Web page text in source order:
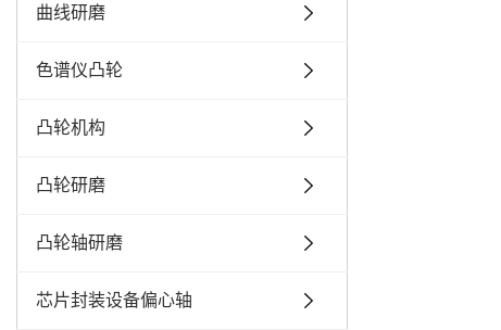
曲线研磨
色谱仪凸轮
凸轮机构
凸轮研磨
凸轮轴研磨
芯片封装设备偏心轴